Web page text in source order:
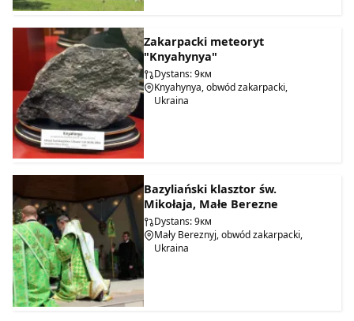
Zakarpacki meteoryt
"Knyahynya"
Dystans: 9км
Knyahynya, obwód zakarpacki,
Ukraina
Bazyliański klasztor św.
Mikołaja, Małe Berezne
Dystans: 9км
Mały Bereznyj, obwód zakarpacki,
Ukraina